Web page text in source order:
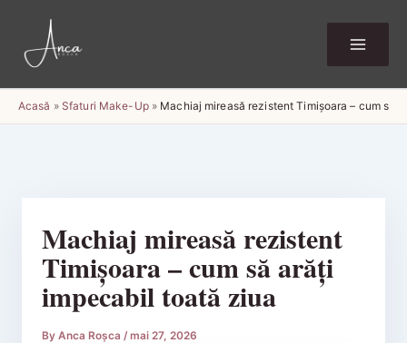
content
Acasă » Sfaturi Make-Up» Machiaj mireasă rezistent Timișoara – cum să
Machiaj mireasă rezistent
Timișoara – cum să arăți
impecabil toată ziua
By Anca Roșca /mai 27, 2026